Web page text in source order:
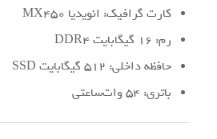
کارت گرافیک: انویدیا MX450
رم: 16 گیگابایت DDR4
حافظه داخلی: 512 گیگابایت SSD
باتری: 54 وات‌ساعتی